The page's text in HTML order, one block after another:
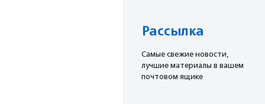
Рассылка
Cамые свежие новости,
лучшие материалы в вашем
почтовом ящике